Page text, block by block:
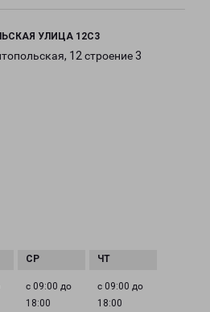
УЛИЦА 12С3
12 строение 3
с 09:00 до
18:00
с 09:00 до
18:00